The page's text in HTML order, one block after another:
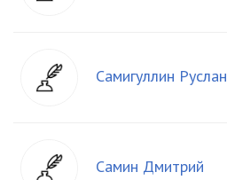
Самигуллин Руслан
Самин Дмитрий